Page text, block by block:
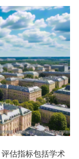
估指标包括学术